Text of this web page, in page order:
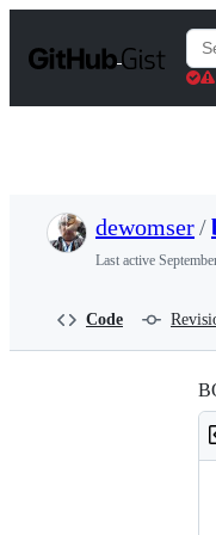
t
dewomser/
Last active
Code